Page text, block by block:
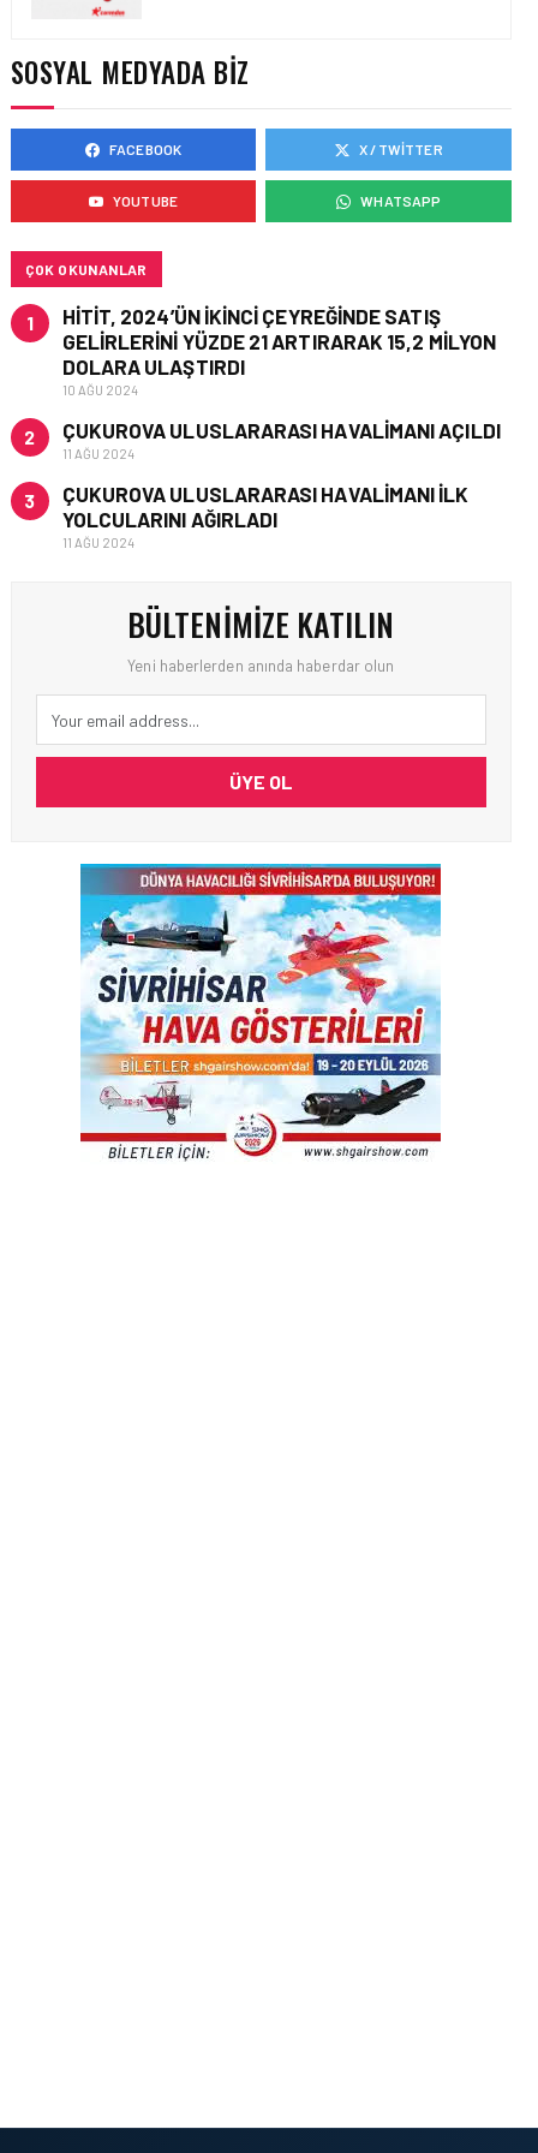
ALINIYOR?
HAVACILIK • 05 AĞU 2026
ÇELEBI HAVACILIK
MACARISTAN’DAN
BUDAPEŞTE GÖNÜLLÜ
SOSYAL MEDYADA BIZ
FACEBOOK X / TWITTER
YOUTUBE WHATSAPP
ÇOK OKUNANLAR
1
HITIT, 2024’ÜN IKINCI ÇEYREĞINDE SATIŞ
GELIRLERINI YÜZDE 21 ARTIRARAK 15,2 MILYON
DOLARA ULAŞTIRDI
10 AĞU 2024
2 ÇUKUROVA ULUSLARARASI HAVALIMANI AÇILDI
11 AĞU 2024
3
ÇUKUROVA ULUSLARARASI HAVALIMANI İLK
YOLCULARINI AĞIRLADI
11 AĞU 2024
BÜLTENIMIZE KATILIN
Yeni haberlerden anında haberdar olun
ÜYE OL